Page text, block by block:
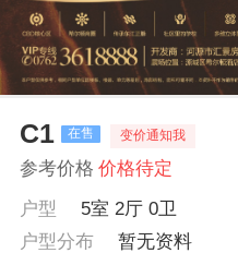
C1 在售 变价通知我
参考价格 价格待定
户型
5室 2厅 0卫
户型分布
暂无资料